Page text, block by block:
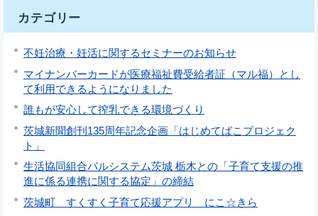
カテゴリー
不妊治療・妊活に関するセミナーのお知らせ
マイナンバーカードが医療福祉費受給者証（マル福）とし
て利用できるようになりました
誰もが安心して搾乳できる環境づくり
茨城新聞創刊135周年記念企画「はじめてばこプロジェク
ト」
生活協同組合パルシステム茨城 栃木との「子育て支援の推
進に係る連携に関する協定」の締結
茨城町 すくすく子育て応援アプリ にこ☆きら